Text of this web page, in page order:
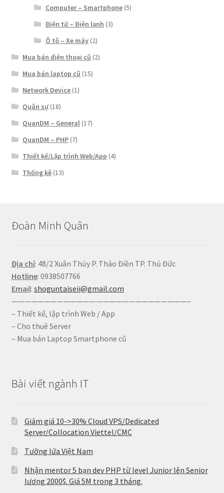
Computer – Smartphone(5)
Điện tử – Điện lạnh (3)
Ô tô – Xe máy(2)
Mua bán điện thoại cũ (2)
Mua bán laptop cũ (15)
Network Device (1)
Quân sự (18)
QuanDM – General (17)
QuanDM – PHP (7)
Thiết kế/Lập trình Web/App (4)
Thống kê (13)
Đoàn Minh Quân
Địa chỉ: 48/2 Xuân Thủy P. Thảo Điền TP. Thủ Đức
Hotline: 0938507766
Email: shoguntaiseii@gmail.com
———————————————————————————–
– Thiết kế, lập trình Web / App
– Cho thuê Server
– Mua bán Laptop Smartphone cũ
Bài viết ngành IT
Giảm giá 10->30% Cloud VPS/Dedicated
Server/Collocation Viettel/CMC
Tường lửa Việt Nam
Nhận mentor 5 bạn dev PHP từ level Junior lên Senior
lương 2000$. Giá 5M trong 3 tháng.